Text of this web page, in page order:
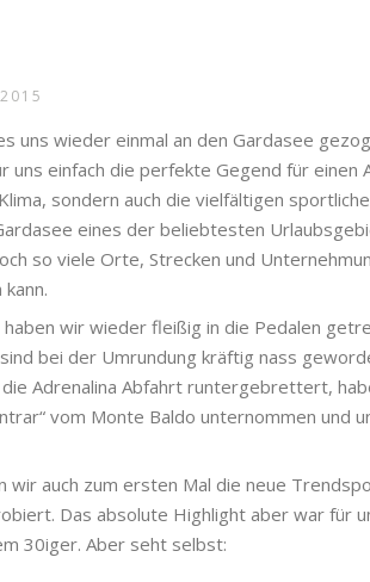
uns wieder einmal an den Gardasee
uns einfach die perfekte Gegend für einen
sondern auch die vielfältigen
eines der beliebtesten
so viele Orte, Strecken und
haben wir wieder fleißig in die Pedalen
bei der Umrundung kräftig nass
Adrenalina Abfahrt runtergebrettert,
vom Monte Baldo unternommen und
wir auch zum ersten Mal die neue
Das absolute Highlight aber war für
30iger. Aber seht selbst: